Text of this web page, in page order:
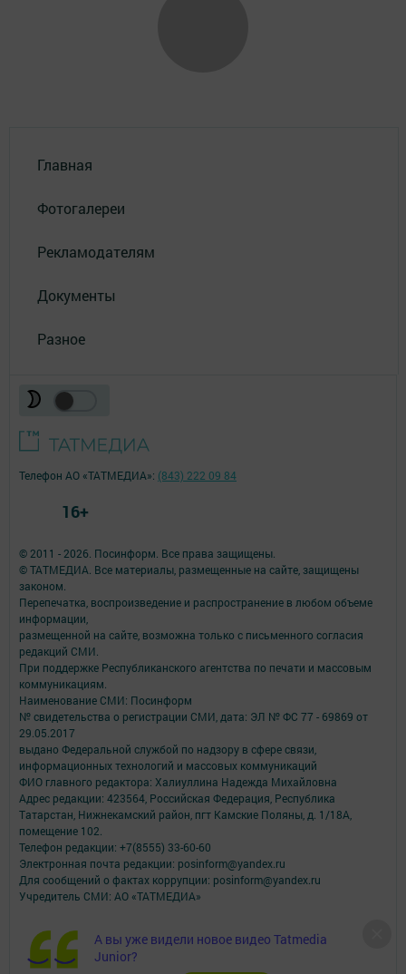
Главная
Фотогалереи
Рекламодателям
Документы
Разное
А вы уже видели новое видео Tatmedia
Junior?
© 2011 - 2026. Посинформ. Все права защищены.
© ТАТМЕДИА. Все материалы, размещенные на сайте, защищены
законом.
Перепечатка, воспроизведение и распространение в любом объеме
информации,
размещенной на сайте, возможна только с письменного согласия
редакций СМИ.
При поддержке Республиканского агентства по печати и массовым
коммуникациям.
Наименование СМИ: Посинформ
№ свидетельства о регистрации СМИ, дата: ЭЛ № ФС 77 - 69869 от
29.05.2017
выдано Федеральной службой по надзору в сфере связи,
информационных технологий и массовых коммуникаций
ФИО главного редактора: Халиуллина Надежда Михайловна
Адрес редакции: 423564, Российская Федерация, Республика
Татарстан, Нижнекамский район, пгт Камские Поляны, д. 1/18А,
помещение 102.
Телефон редакции: +7(8555) 33-60-60
Электронная почта редакции: posinform@yandex.ru
Для сообщений о фактах коррупции: posinform@yandex.ru
Учредитель СМИ: АО «ТАТМЕДИА»
Антикоррупционная политика
АО «ТАТМЕДИА» использует «cookie»для персонализации сервисов и
удобства пользователей сайтом.
Телефон АО «ТАТМЕДИА»: (843) 222 09 84
16+